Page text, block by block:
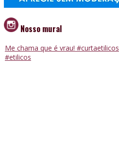
Nosso mural
Me chama que é vrau! #curtaetilicos
#etilicos